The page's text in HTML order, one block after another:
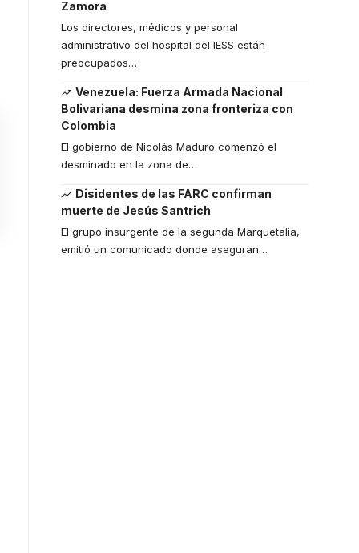
Zamora
Los directores, médicos y personal
administrativo del hospital del IESS están
preocupados…
Venezuela: Fuerza Armada Nacional
Bolivariana desmina zona fronteriza con
Colombia
El gobierno de Nicolás Maduro comenzó el
desminado en la zona de…
Disidentes de las FARC confirman
muerte de Jesús Santrich
El grupo insurgente de la segunda Marquetalia,
emitió un comunicado donde aseguran…